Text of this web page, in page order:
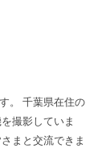
。 千葉県在住の
撮影していま
まと交流できま